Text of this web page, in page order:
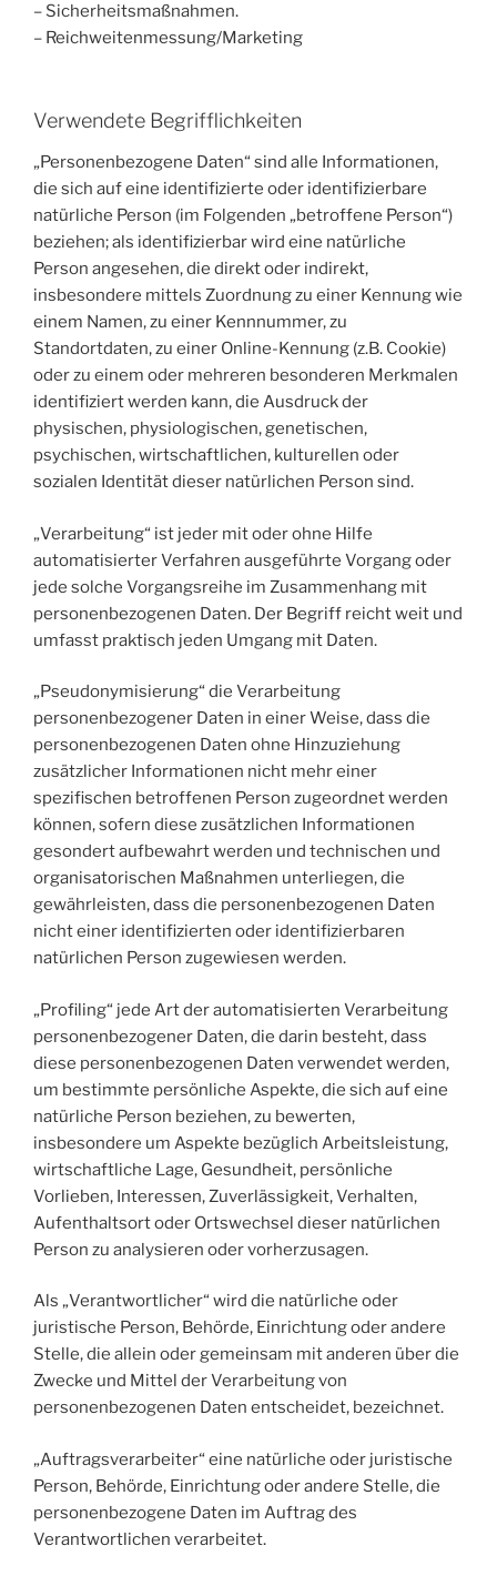
– Sicherheitsmaßnahmen.
– Reichweitenmessung/Marketing
Verwendete Begrifflichkeiten
„Personenbezogene Daten“ sind alle Informationen,
die sich auf eine identifizierte oder identifizierbare
natürliche Person (im Folgenden „betroffene Person“)
beziehen; als identifizierbar wird eine natürliche
Person angesehen, die direkt oder indirekt,
insbesondere mittels Zuordnung zu einer Kennung wie
einem Namen, zu einer Kennnummer, zu
Standortdaten, zu einer Online-Kennung (z.B. Cookie)
oder zu einem oder mehreren besonderen Merkmalen
identifiziert werden kann, die Ausdruck der
physischen, physiologischen, genetischen,
psychischen, wirtschaftlichen, kulturellen oder
sozialen Identität dieser natürlichen Person sind.
„Verarbeitung“ ist jeder mit oder ohne Hilfe
automatisierter Verfahren ausgeführte Vorgang oder
jede solche Vorgangsreihe im Zusammenhang mit
personenbezogenen Daten. Der Begriff reicht weit und
umfasst praktisch jeden Umgang mit Daten.
„Pseudonymisierung“ die Verarbeitung
personenbezogener Daten in einer Weise, dass die
personenbezogenen Daten ohne Hinzuziehung
zusätzlicher Informationen nicht mehr einer
spezifischen betroffenen Person zugeordnet werden
können, sofern diese zusätzlichen Informationen
gesondert aufbewahrt werden und technischen und
organisatorischen Maßnahmen unterliegen, die
gewährleisten, dass die personenbezogenen Daten
nicht einer identifizierten oder identifizierbaren
natürlichen Person zugewiesen werden.
„Profiling“ jede Art der automatisierten Verarbeitung
personenbezogener Daten, die darin besteht, dass
diese personenbezogenen Daten verwendet werden,
um bestimmte persönliche Aspekte, die sich auf eine
natürliche Person beziehen, zu bewerten,
insbesondere um Aspekte bezüglich Arbeitsleistung,
wirtschaftliche Lage, Gesundheit, persönliche
Vorlieben, Interessen, Zuverlässigkeit, Verhalten,
Aufenthaltsort oder Ortswechsel dieser natürlichen
Person zu analysieren oder vorherzusagen.
Als „Verantwortlicher“ wird die natürliche oder
juristische Person, Behörde, Einrichtung oder andere
Stelle, die allein oder gemeinsam mit anderen über die
Zwecke und Mittel der Verarbeitung von
personenbezogenen Daten entscheidet, bezeichnet.
„Auftragsverarbeiter“ eine natürliche oder juristische
Person, Behörde, Einrichtung oder andere Stelle, die
personenbezogene Daten im Auftrag des
Verantwortlichen verarbeitet.